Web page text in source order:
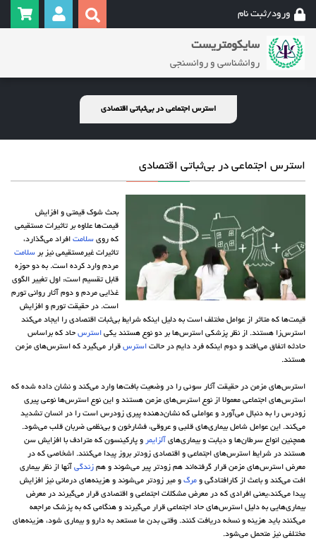
ورود/ثبت نام
سایکومتریست
روانشناسی و روانسنجی
استرس اجتماعی در بی‌ثباتی اقتصادی
استرس اجتماعی در بی‌ثباتی اقتصادی
بحث شوک قیمتی و افزایش
قیمت‌ها علاوه بر تاثیرات مستقیمی
که روی سلامت افراد می‌گذارد،
تاثیرات غیرمستقیمی نیز بر سلامت
مردم وارد کرده است. به دو حوزه
قابل تقسیم است: اول تغییر الگوی
غذایی مردم و دوم آثار روانی تورم
است. در حقیقت تورم و افزایش
قیمت‌ها که متاثر از عوامل مختلف است به دلیل اینکه شرایط بی‌ثبات اقتصادی را ایجاد می‌کند
استرس‌زا هستند. از نظر پزشکی استرس‌ها بر دو نوع هستند یکی استرس حاد که براساس
حادثه اتفاق می‌افتد و دوم اینکه فرد دایم در حالت استرس قرار می‌گیرد که استرس‌های مزمن
هستند.
استرس‌های مزمن در حقیقت آثار سوئی را در وضعیت بافت‌ها وارد می‌کند و نشان داده شده که
استرس‌های اجتماعی معمولا از نوع استرس‌های مزمن هستند و این نوع استرس‌ها نوعی پیری
زودرس را به دنبال می‌آورد و عواملی که نشان‌دهنده پیری زودرس است را در انسان تشدید
می‌کند. این عوامل شامل بیماری‌های قلبی و عروقی، فشارخون و بی‌نظمی ضربان قلب می‌شود.
همچنین انواع سرطان‌ها و دیابت و بیماری‌های آلزایمر و پارکینسون که مترادف با افزایش سن
هستند در شرایط استرس‌های اجتماعی و اقتصادی زود‌تر بروز پیدا می‌کنند. اشخاصی که در
معرض استرس‌های مزمن قرار گرفته‌اند هم زود‌تر پیر می‌شوند و هم زندگی آنها از نظر بیماری
افت می‌کند و باعث از کارافتادگی و مرگ و میر زود‌تر می‌شوند و هزینه‌های درمانی نیز افزایش
پیدا می‌کند،یعنی افرادی که در معرض مشکلات اجتماعی و اقتصادی قرار می‌گیرند در معرض
بیماری‌هایی به دلیل استرس‌های حاد اجتماعی قرار می‌گیرند و هنگامی که به پزشک مراجعه
می‌کنند باید هزینه و نسخه دریافت کنند. وقتی بدن ما مستعد به دارو و بیماری شود، هزینه‌های
مختلفی نیز متحمل می‌شود.